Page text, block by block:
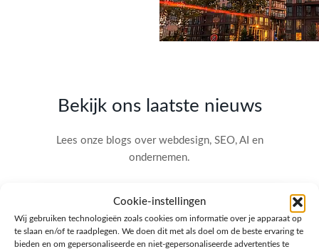
Cookie-instellingen
Wij gebruiken technologieën zoals cookies om informatie over je apparaat op
te slaan en/of te raadplegen. We doen dit met als doel om de beste ervaring te
bieden en om gepersonaliseerde en niet-gepersonaliseerde advertenties te
Bekijk ons laatste nieuws
Lees onze blogs over webdesign, SEO, AI en
ondernemen.